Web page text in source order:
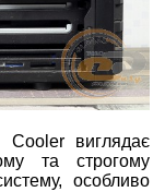
Cooler виглядає
та строгому
особливо